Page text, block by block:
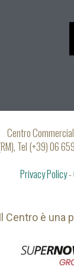
Centro
Tel (+39) 06
Privacy Policy-
Il Centro è una